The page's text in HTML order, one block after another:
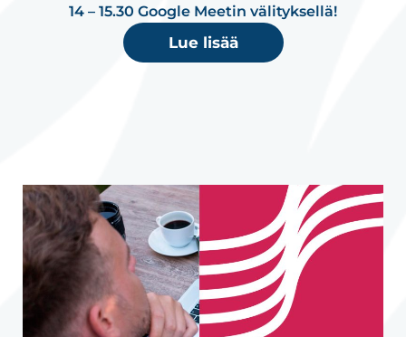
14 – 15.30 Google Meetin välityksellä!
Lue lisää